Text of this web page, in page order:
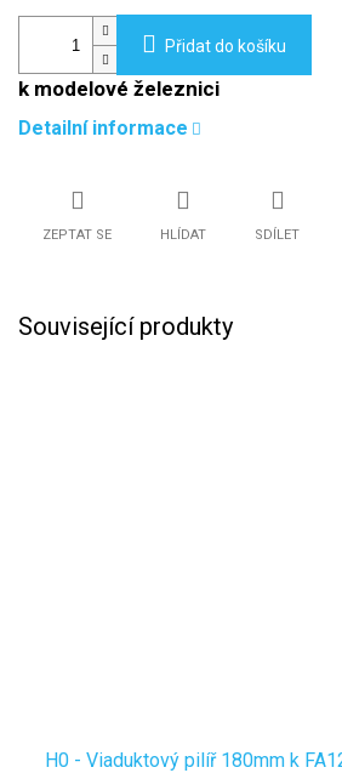
Přidat do košíku
k modelové železnici
Detailní informace
ZEPTAT SE HLÍDAT SDÍLET
Související produkty
H0 - Viaduktový pilíř 180mm k